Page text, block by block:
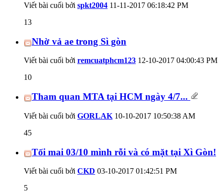
Viết bài cuối bởi spkt2004 11-11-2017 06:18:42 PM
13
Nhờ vả ae trong Sì gòn
Viết bài cuối bởi remcuatphcm123 12-10-2017 04:00:43 PM
10
Tham quan MTA tại HCM ngày 4/7...
Viết bài cuối bởi GORLAK 10-10-2017 10:50:38 AM
45
Tối mai 03/10 mình rỗi và có mặt tại Xì Gòn!
Viết bài cuối bởi CKD 03-10-2017 01:42:51 PM
5